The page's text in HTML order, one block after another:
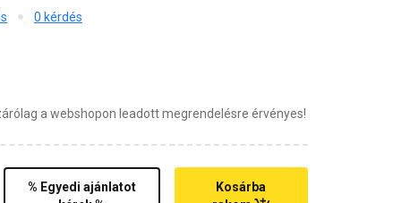
0 kérdés
a webshopon leadott megrendelésre érvényes!
% Egyedi ajánlatot
Kosárba